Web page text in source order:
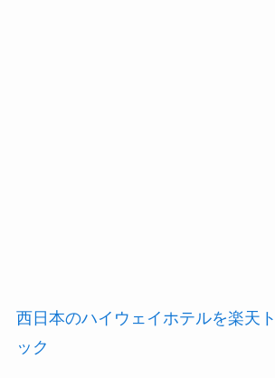
西日本のハイウェイホテルを楽天
ック